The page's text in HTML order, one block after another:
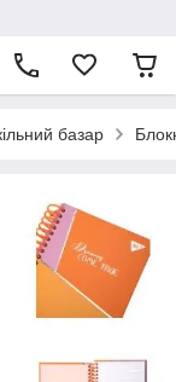
базар